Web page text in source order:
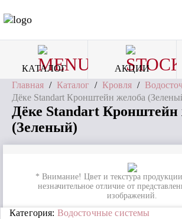
КАТАЛОГ АКЦИИ
Главная / Каталог / Кровля /
Дёке Standart Кронштейн желоба
Дёке Standart Кронштейн
(Зеленый)
* Внимание! Цвет и текстура продукции
незначительное отличие от
изображений.
Категория: Водосточные системы